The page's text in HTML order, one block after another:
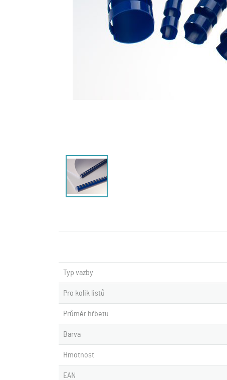
Typ vazby
Pro kolik listů
Průměr hřbetu
Barva
Hmotnost
EAN